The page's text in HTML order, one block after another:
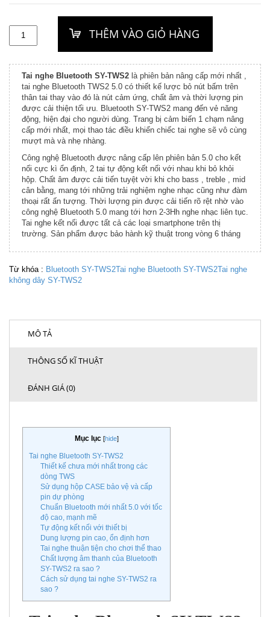
Tai nghe Bluetooth SY-TWS2 là phiên bản nâng cấp mới nhất ,
tai nghe Bluetooth TWS2 5.0 có thiết kế lược bỏ nút bấm trên
thân tai thay vào đó là nút cảm ứng, chất âm và thời lượng pin
được cải thiện tối ưu. Bluetooth SY-TWS2 mang đến vẻ năng
động, hiện đại cho người dùng. Trang bị cảm biến 1 chạm nâng
cấp mới nhất, mọi thao tác điều khiển chiếc tai nghe sẽ vô cùng
mượt mà và nhẹ nhàng.
Công nghệ Bluetooth được nâng cấp lên phiên bản 5.0 cho kết
nối cực kì ổn định, 2 tai tự động kết nối với nhau khi bỏ khỏi
hộp. Chất âm được cải tiến tuyệt vời khi cho bass , treble , mid
cân bằng, mang tới những trải nghiệm nghe nhạc cũng như đàm
thoại rất ấn tượng. Thời lượng pin được cải tiến rõ rệt nhờ vào
công nghệ Bluetooth 5.0 mang tới hơn 2-3Hh nghe nhạc liên tục.
Tai nghe kết nối được tất cả các loại smartphone trên thị
trường. Sản phẩm được bảo hành kỹ thuật trong vòng 6 tháng
Từ khóa : Bluetooth SY-TWS2Tai nghe Bluetooth SY-TWS2Tai nghe
không dây SY-TWS2
MÔ TẢ
THÔNG SỐ KĨ THUẬT
ĐÁNH GIÁ (0)
Mục lục [hide]
Tai nghe Bluetooth SY-TWS2
Thiết kế chưa mới nhất trong các
dòng TWS
Sử dụng hộp CASE bảo vệ và cấp
pin dự phòng
Chuẩn Bluetooth mới nhất 5.0 với tốc
độ cao, mạnh mẽ
Tự động kết nối với thiết bị
Dung lượng pin cao, ổn định hơn
Tai nghe thuận tiện cho chơi thể thao
Chất lượng âm thanh của Bluetooth
SY-TWS2 ra sao ?
Cách sử dụng tai nghe SY-TWS2 ra
sao ?